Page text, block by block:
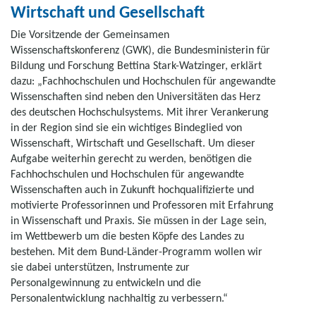
Wirtschaft und Gesellschaft
Die Vorsitzende der Gemeinsamen
Wissenschaftskonferenz (GWK), die Bundesministerin für
Bildung und Forschung Bettina Stark-Watzinger, erklärt
dazu: „Fachhochschulen und Hochschulen für angewandte
Wissenschaften sind neben den Universitäten das Herz
des deutschen Hochschulsystems. Mit ihrer Verankerung
in der Region sind sie ein wichtiges Bindeglied von
Wissenschaft, Wirtschaft und Gesellschaft. Um dieser
Aufgabe weiterhin gerecht zu werden, benötigen die
Fachhochschulen und Hochschulen für angewandte
Wissenschaften auch in Zukunft hochqualifizierte und
motivierte Professorinnen und Professoren mit Erfahrung
in Wissenschaft und Praxis. Sie müssen in der Lage sein,
im Wettbewerb um die besten Köpfe des Landes zu
bestehen. Mit dem Bund-Länder-Programm wollen wir
sie dabei unterstützen, Instrumente zur
Personalgewinnung zu entwickeln und die
Personalentwicklung nachhaltig zu verbessern.“